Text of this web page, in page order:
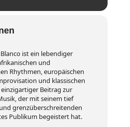
ist ein lebendiger
und
Rhythmen, europäischen
und klassischen
Beitrag zur
der mit seinem tief
grenzüberschreitenden
Publikum begeistert hat.